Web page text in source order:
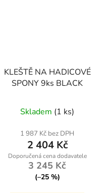
KLEŠTĚ NA HADICOVÉ
SPONY 9ks BLACK
Skladem (1 ks)
1 987 Kč bez DPH
2 404 Kč
3 245 Kč
(–25 %)